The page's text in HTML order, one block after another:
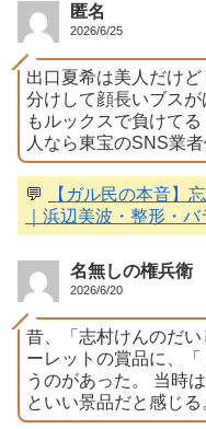
匿名
2026/6/25
出口夏希は美人だけ
分けして顔長いブス
もルックスで負けて
人なら東宝のSNS業
💬
【ガル民の本音】
｜浜辺美波・整形・
名無しの権兵衛
2026/6/20
昔、「志村けんのだ
ーレットの賞品に、
うのがあった。 当時
といい景品だと感じ